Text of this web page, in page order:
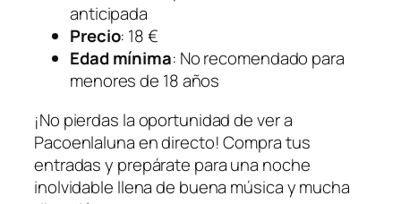
anticipada
Precio: 18 €
Edad mínima: No recomendado para
menores de 18 años
¡No pierdas la oportunidad de ver a
Pacoenlaluna en directo! Compra tus
entradas y prepárate para una noche
inolvidable llena de buena música y mucha